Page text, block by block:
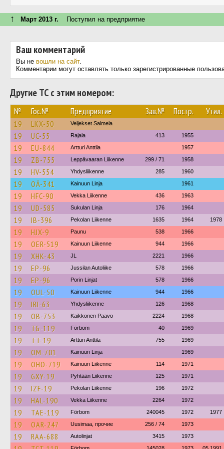
↑ Март 2013 г. Поступил на предприятие
Ваш комментарий
Вы не вошли на сайт.
Комментарии могут оставлять только зарегистрированные
Другие ТС с этим номером:
№ Гос.№ Предприятие Зав.№ Постр. Утил.
19 LKX-50 Veljekset Salmela
19 UC-55 Rajala 413 1955
19 EU-844 Artturi Anttila 1957
19 ZB-755 Leppävaaran Liikenne 299 / 71 1958
19 HV-554 Yhdysliikenne 285 1960
19 OÄ-341 Kainuun Linja 1961
19 HFC-90 Vekka Liikenne 436 1963
19 UD-585 Sukulan Linja 176 1964
19 IB-396 Pekolan Liikenne 1635 1964 1978
19 HJX-9 Paunu 538 1966
19 OER-519 Kainuun Liikenne 944 1966
19 XHK-43 JL 2221 1966
19 EP-96 Jussilan Autoliike 578 1966
19 EP-96 Porin Linjat 578 1966
19 OUL-50 Kainuun Liikenne 944 1966
19 IRI-63 Yhdysliikenne 126 1968
19 OB-753 Kaikkonen Paavo 2224 1968
19 TG-119 Förbom 40 1969
19 TT-19 Artturi Anttila 755 1969
19 OM-701 Kainuun Linja 1969
19 OHO-719 Kainuun Liikenne 114 1971
19 GXY-19 Pyhtään Liikenne 125 1971
19 IZF-19 Pekolan Liikenne 196 1972
19 HAL-190 Vekka Liikenne 2264 1972
19 TAE-119 Förbom 240045 1972 1977
19 OAR-247 Uusimaa, прочие 256 / 74 1973
19 RAA-688 Autolinjat 3415 1973